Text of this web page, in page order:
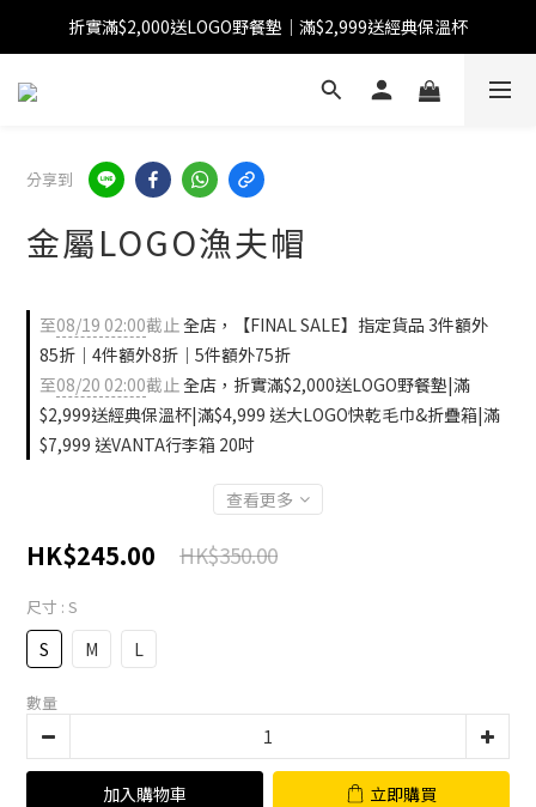
【FINAL SALE】指定商品低至38折
折實滿$2,000送LOGO野餐墊｜滿$2,999送經典保溫杯
【FINAL SALE】全單免運費
分享到
金屬LOGO漁夫帽
至08/19 02:00截止全店，【FINAL SALE】指定貨品 3件額外
85折｜4件額外8折｜5件額外75折
至08/20 02:00截止全店，折實滿$2,000送LOGO野餐墊|滿
$2,999送經典保溫杯|滿$4,999 送大LOGO快乾毛巾&折疊箱|滿
$7,999 送VANTA行李箱 20吋
查看更多
HK$245.00 HK$350.00
尺寸 : S
S M L
數量
加入購物車 立即購買